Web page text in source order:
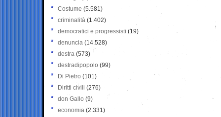
Costume (5.581)
criminalità (1.402)
democratici e progressisti (19)
denuncia (14.528)
destra (573)
destradipopolo (99)
Di Pietro (101)
Diritti civili (276)
don Gallo (9)
economia (2.331)